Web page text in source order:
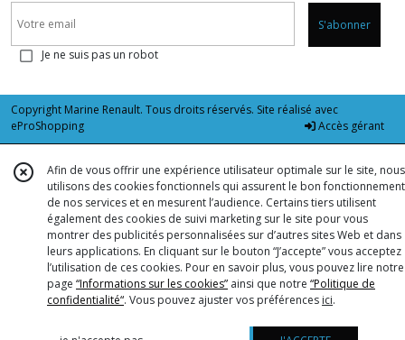
S'abonner
Je ne suis pas un robot
Copyright Marine Renault. Tous droits réservés. Site réalisé avec
eProShopping
Accès gérant
Afin de vous offrir une expérience utilisateur optimale sur le site, nous
utilisons des cookies fonctionnels qui assurent le bon fonctionnement
de nos services et en mesurent l’audience. Certains tiers utilisent
également des cookies de suivi marketing sur le site pour vous
montrer des publicités personnalisées sur d’autres sites Web et dans
leurs applications. En cliquant sur le bouton “J’accepte” vous acceptez
l’utilisation de ces cookies. Pour en savoir plus, vous pouvez lire notre
page “Informations sur les cookies” ainsi que notre “Politique de
confidentialité“. Vous pouvez ajuster vos préférences ici.